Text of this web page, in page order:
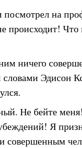
на
происходит!
ничего
Эдисон
Не бейте
Я
совершенным